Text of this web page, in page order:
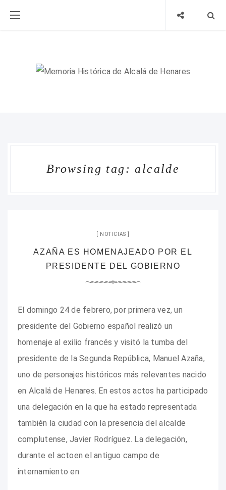
Browsing tag: alcalde
NOTICIAS
AZAÑA ES HOMENAJEADO POR EL
PRESIDENTE DEL GOBIERNO
El domingo 24 de febrero, por primera vez, un
presidente del Gobierno español realizó un
homenaje al exilio francés y visitó la tumba del
presidente de la Segunda República, Manuel Azaña,
uno de personajes históricos más relevantes nacido
en Alcalá de Henares. En estos actos ha participado
una delegación en la que ha estado representada
también la ciudad con la presencia del alcalde
complutense, Javier Rodríguez. La delegación,
durante el actoen el antiguo campo de
internamiento en